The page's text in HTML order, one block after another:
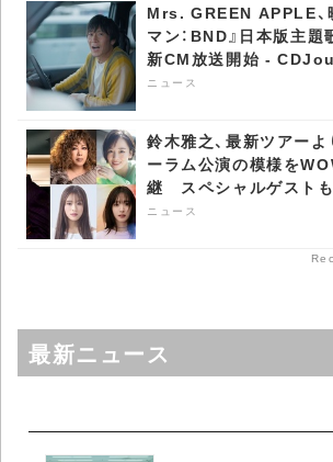
Mrs. GREEN APPLE、
マン：BND』日本版主
新CM放送開始 -
ニュース
鈴木雅之、最新ツアー
ーラム公演の模様を
継 スペシャルゲスト
CDJournal ニュース
ニュース
最新ニュース